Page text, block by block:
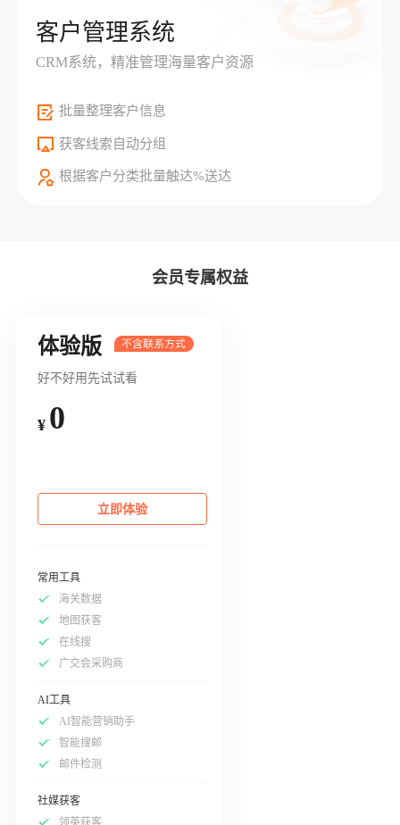
客户管理系统
CRM系统，精准管理海量客户资源
批量整理客户信息
获客线索自动分组
根据客户分类批量触达%送达
会员专属权益
体验版
好不好用先试试看
¥ 0
立即体验
常用工具
海关数据
地图获客
在线搜
广交会采购商
AI工具
AI智能营销助手
智能搜邮
邮件检测
社媒获客
领英获客